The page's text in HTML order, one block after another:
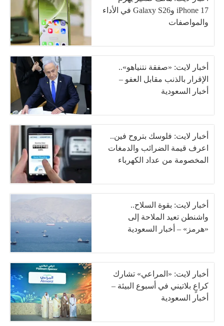
iPhone 17 وGalaxy S26 في الأداء
والمواصفات
أخبار لايت: «صفقة نتنياهو»..
الإقرار بالذنب مقابل العفو –
أخبار السعودية
أخبار لايت: فلوسك بتروح فين..
اعرف قيمة الضرائب والدمغات
المخصومة من عداد الكهرباء
أخبار لايت: بقوة السلاح..
واشنطن تعيد الملاحة إلى
«هرمز» – أخبار السعودية
أخبار لايت: «المراعي» تشارك
كراعٍ بلاتيني في أسبوع البيئة –
أخبار السعودية